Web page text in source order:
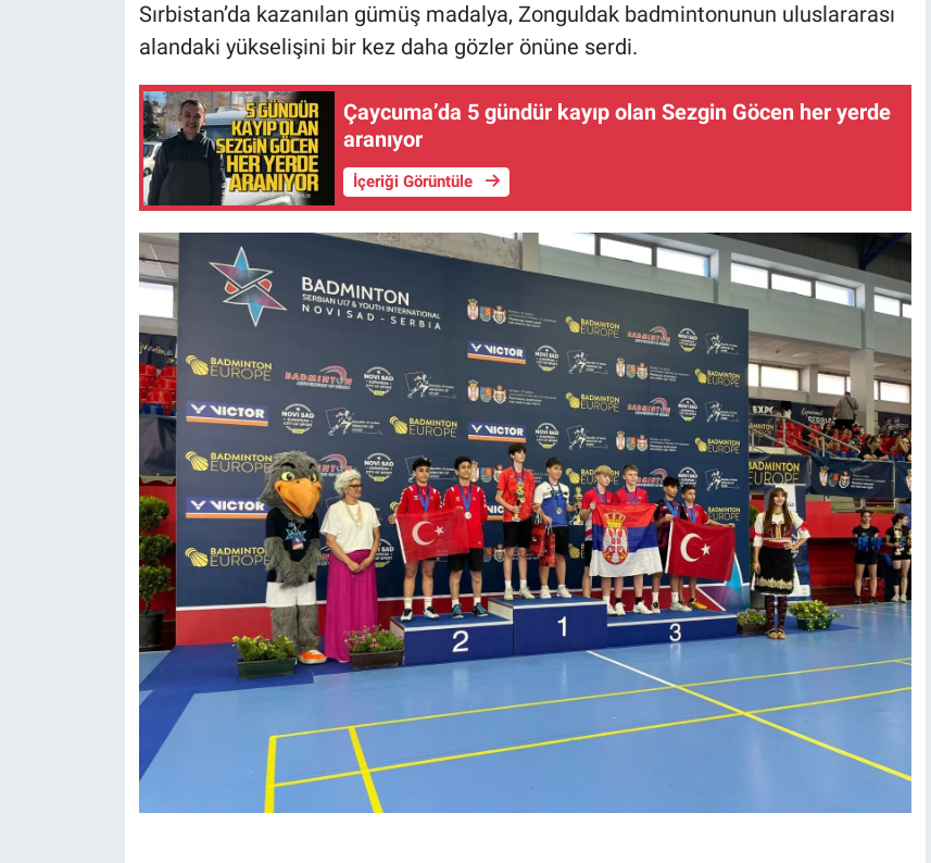
Sırbistan’da kazanılan gümüş madalya, Zonguldak badmintonunun uluslararası
alandaki yükselişini bir kez daha gözler önüne serdi.
Çaycuma’da 5 gündür kayıp olan Sezgin Göcen her yerde
aranıyor
İçeriği Görüntüle